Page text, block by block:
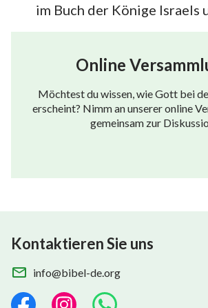
im Buch der Könige Israels
Online
Möchtest du wissen, wie Gott bei
erscheint? Nimm an unserer online
gemeinsam zur
Kontaktieren Sie uns
info@bibel-de.org